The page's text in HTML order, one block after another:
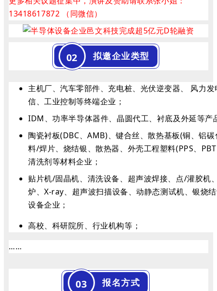
13418617872 （同微信）
02 拟邀企业类型
主机厂、汽车零部件、充电桩、光伏逆变器、 风力
信、工业控制等终端企业；
IDM、功率半导体器件、晶圆代工、衬底及外延等产
陶瓷衬板(DBC、AMB)、键合丝、散热基板(铜、铝
料/焊片、烧结银、散热器、外壳工程塑料(PPS、
清洗剂等材料企业；
贴片机/固晶机、清洗设备、超声波焊接、点/灌胶机
炉、X-ray、超声波扫描设备、动静态测试机、银烧
设备企业；
高校、科研院所、行业机构等；
……
03 报名方式